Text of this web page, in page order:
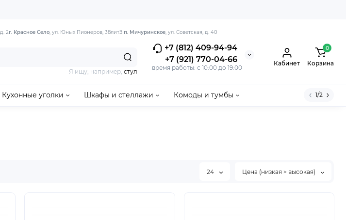
2г. Красное Село, ул. Юных Пионеров, 38литЗ п. Мичуринское, ул. Советская, д. 40
+7 (812) 409-94-94
+7 (921) 770-04-66
время работы: с 10:00 до 19:00
Я ищу, например, стул
Кабинет
0
Корзина
Кухонные уголки Шкафы и стеллажи Комоды и тумбы 1/2
24 Цена (низкая > высокая)